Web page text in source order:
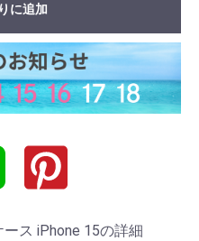
に追加
ス iPhone 15の詳細